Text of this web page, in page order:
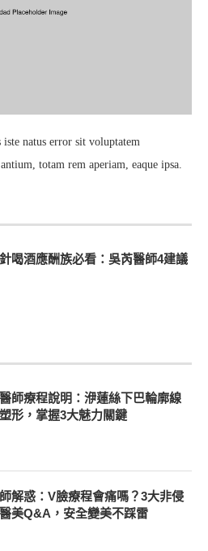
natus error sit voluptatem
totam rem aperiam, eaque ipsa.
喝酒應酬族必看：吳芮醫師4建議
師療程說明：洢蓮絲下巴輪廓線
形，掌握3大魅力關鍵
解惑：V臉療程會痛嗎？3大非侵
美Q&A，安全變美不踩雷